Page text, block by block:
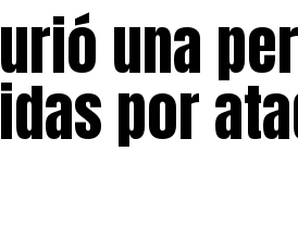
una
por